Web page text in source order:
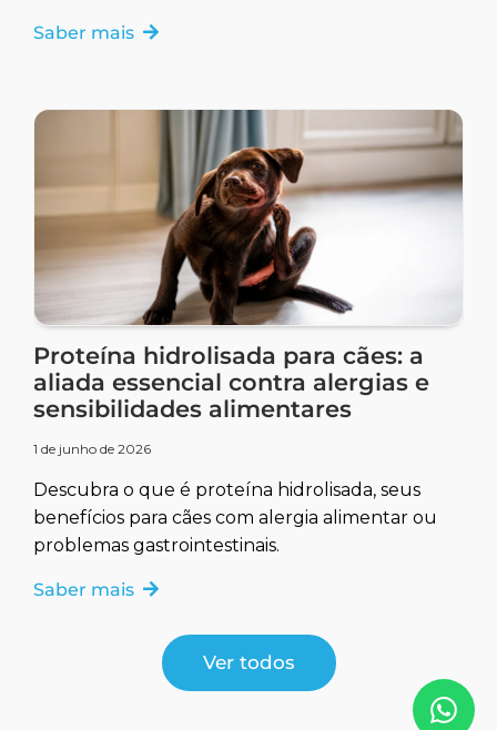
Saber mais
Proteína hidrolisada para cães: a
aliada essencial contra alergias e
sensibilidades alimentares
1 de junho de 2026
Descubra o que é proteína hidrolisada, seus
benefícios para cães com alergia alimentar ou
problemas gastrointestinais.
Saber mais
Ver todos